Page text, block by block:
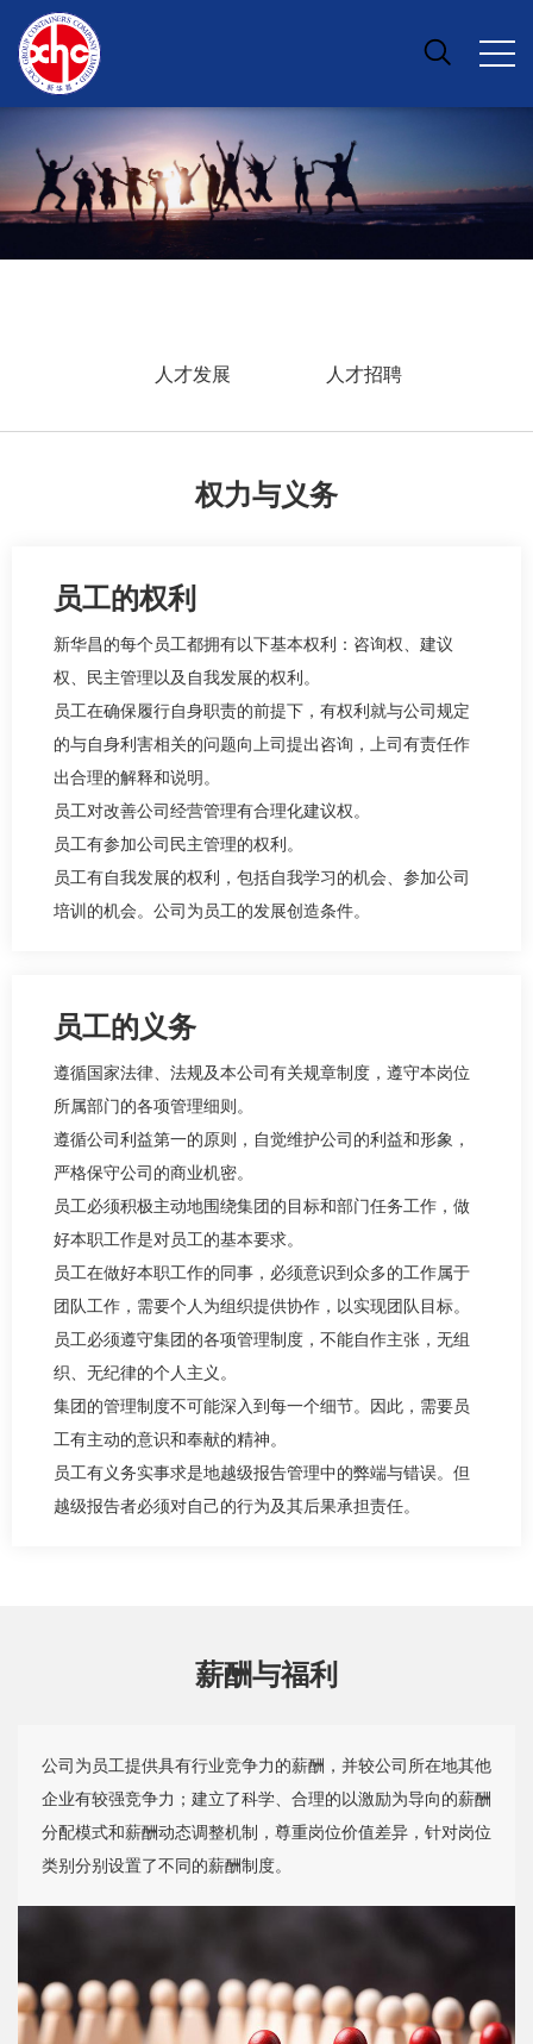
人才发展 人才招聘
权力与义务
员工的权利
新华昌的每个员工都拥有以下基本权利：咨询权、建议
权、民主管理以及自我发展的权利。
员工在确保履行自身职责的前提下，有权利就与公司规定
的与自身利害相关的问题向上司提出咨询，上司有责任作
出合理的解释和说明。
员工对改善公司经营管理有合理化建议权。
员工有参加公司民主管理的权利。
员工有自我发展的权利，包括自我学习的机会、参加公司
培训的机会。公司为员工的发展创造条件。
员工的义务
遵循国家法律、法规及本公司有关规章制度，遵守本岗位
所属部门的各项管理细则。
遵循公司利益第一的原则，自觉维护公司的利益和形象，
严格保守公司的商业机密。
员工必须积极主动地围绕集团的目标和部门任务工作，做
好本职工作是对员工的基本要求。
员工在做好本职工作的同事，必须意识到众多的工作属于
团队工作，需要个人为组织提供协作，以实现团队目标。
员工必须遵守集团的各项管理制度，不能自作主张，无组
织、无纪律的个人主义。
集团的管理制度不可能深入到每一个细节。因此，需要员
工有主动的意识和奉献的精神。
员工有义务实事求是地越级报告管理中的弊端与错误。但
越级报告者必须对自己的行为及其后果承担责任。
薪酬与福利
公司为员工提供具有行业竞争力的薪酬，并较公司所在地其他
企业有较强竞争力；建立了科学、合理的以激励为导向的薪酬
分配模式和薪酬动态调整机制，尊重岗位价值差异，针对岗位
类别分别设置了不同的薪酬制度。